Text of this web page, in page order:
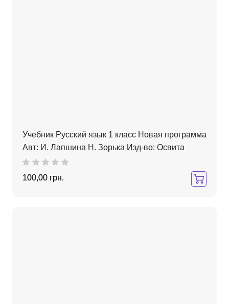
Учебник Русский язык 1 класс Новая программа
Авт: И. Лапшина Н. Зорька Изд-во: Освита
100,00 грн.